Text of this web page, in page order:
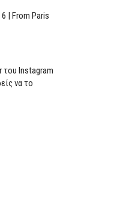
| From Paris
του Instagram
να το